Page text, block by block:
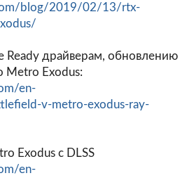
blog/2019/02/13/rtx-
Ready драйверам, обновлению
Metro Exodus:
en-
v-metro-exodus-ray-
Exodus с DLSS
en-